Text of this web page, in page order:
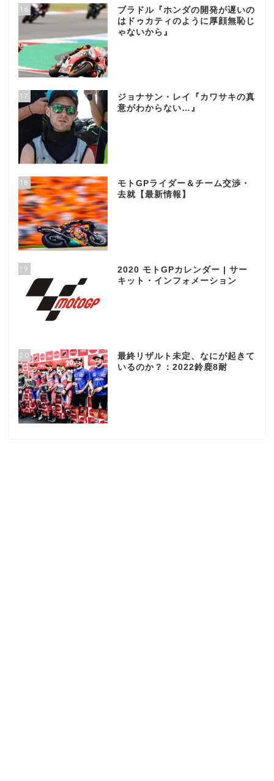
16
ブラドル『ホンダの開発が遅いの
はドゥカティのように厚顔無恥じ
ゃないから』
17
ジョナサン・レイ『カワサキの真
意がわからない…』
18
モトGPライダー＆チーム交渉・
去就【最新情報】
19
2020 モトGPカレンダー | サー
キット・インフォメーション
20
最終リザルト未定、なにが起きて
いるのか？：2022鈴鹿8耐